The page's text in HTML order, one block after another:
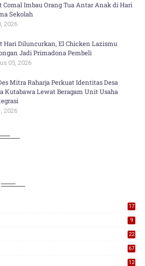
Comal Imbau Orang Tua Antar Anak di Hari
Sekolah
2026
Hari Diluncurkan, El Chicken Lazismu
Jadi Primadona Pembeli
05, 2026
Mitra Raharja Perkuat Identitas Desa
Kutabawa Lewat Beragam Unit Usaha
2026
17
9
22
67
12